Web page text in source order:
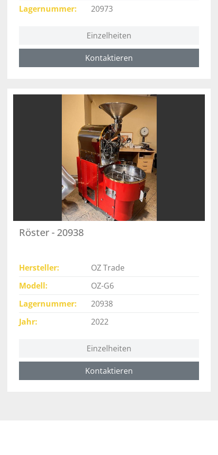
Lagernummer
20973
Einzelheiten
Kontaktieren
Röster - 20938
Hersteller
OZ Trade
Modell
OZ-G6
Lagernummer
20938
Jahr
2022
Einzelheiten
Kontaktieren